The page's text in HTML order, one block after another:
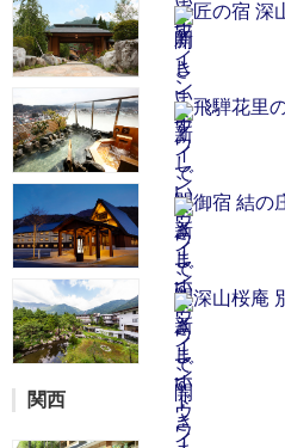
匠の宿 深
飛騨花里
御宿 結の
深山桜庵
関西